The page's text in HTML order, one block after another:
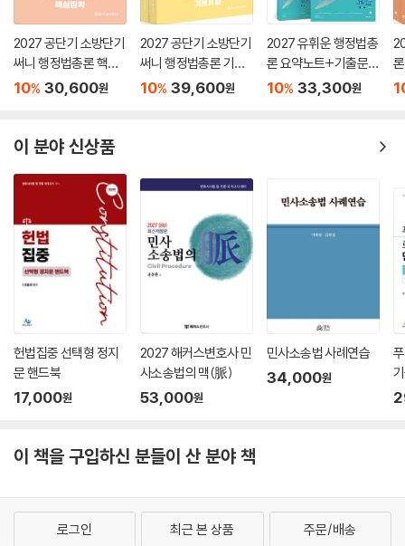
2027 공단기 소방단기
써니 행정법총론 핵심
집약
10% 30,600원
2027 공단기 소방단기
써니 행정법총론 기본
서
10% 39,600원
2027 유휘운 행정법총
론 요약노트+기출문제
(요.플.)
10% 33,300원
이 분야 신상품
헌법집중 선택형 정지
문 핸드북
17,000원
2027 해커스변호사 민
사소송법의 맥(脈)
53,000원
민사소송법 사례연습
34,000원
이 책을 구입하신 분들이 산 분야 책
로그인 최근 본 상품 주문/배송